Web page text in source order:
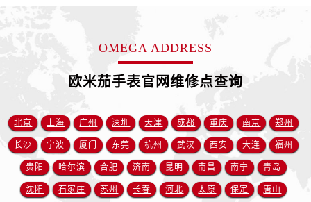
江西省抚州市临川区赣东大道售后服务中心（需提前预约）
江西省赣州市章贡区文清路售后服务中心（需提前预约）
江西省吉安市吉州区井冈山大道售后服务中心（需提前预约）
江西省景德镇市珠山区珠山中路售后服务中心（需提前预约）
江西省九江市浔阳区浔阳路售后服务中心（需提前预约）
OMEGA ADDRESS
欧米茄手表官网维修点查询
北京 上海 广州 深圳 天津 成都 重庆 南京 郑州
长沙 宁波 厦门 东莞 杭州 武汉 西安 大连 福州
贵阳 哈尔滨 合肥 济南 昆明 南昌 南宁 青岛
沈阳 石家庄 苏州 长春 河北 太原 保定 唐山